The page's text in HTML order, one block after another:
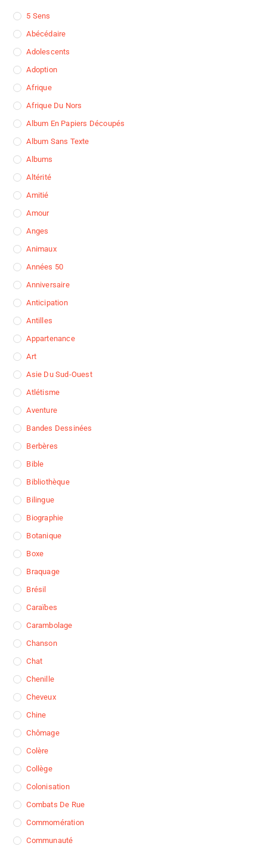
5 Sens
Abécédaire
Adolescents
Adoption
Afrique
Afrique Du Nors
Album En Papiers Découpés
Album Sans Texte
Albums
Altérité
Amitié
Amour
Anges
Animaux
Années 50
Anniversaire
Anticipation
Antilles
Appartenance
Art
Asie Du Sud-Ouest
Atlétisme
Aventure
Bandes Dessinées
Berbères
Bible
Bibliothèque
Bilingue
Biographie
Botanique
Boxe
Braquage
Brésil
Caraïbes
Carambolage
Chanson
Chat
Chenille
Cheveux
Chine
Chômage
Colère
Collège
Colonisation
Combats De Rue
Commomération
Communauté